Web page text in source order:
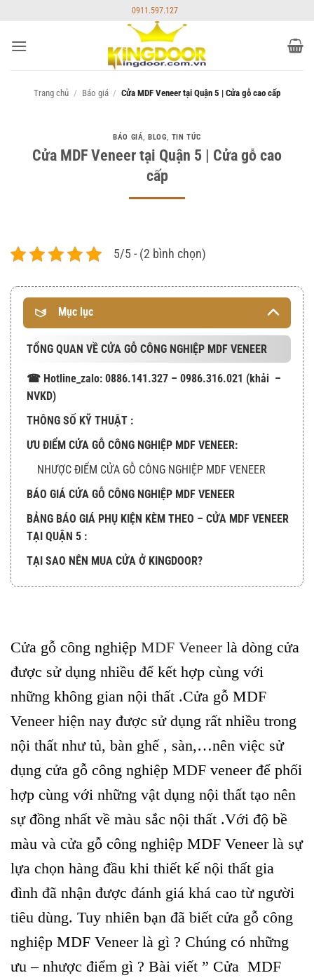
nội
0911.597.127
Trang chủ / Báo giá / Cửa MDF Veneer tại Quận 5 | Cửa gỗ cao cấp
BÁO GIÁ,BLOG, TIN TỨC
Cửa MDF Veneer tại Quận 5 | Cửa gỗ cao
cấp
5/5 - (2 bình chọn)
Mục lục
TỔNG QUAN VỀ CỬA GỖ CÔNG NGHIỆP MDF VENEER
☎ Hotline_zalo: 0886.141.327 – 0986.316.021 (khải –
NVKD)
THÔNG SỐ KỸ THUẬT :
ƯU ĐIỂM CỬA GỖ CÔNG NGHIỆP MDF VENEER:
NHƯỢC ĐIỂM CỬA GỖ CÔNG NGHIỆP MDF VENEER
BÁO GIÁ CỬA GỖ CÔNG NGHIỆP MDF VENEER
BẢNG BÁO GIÁ PHỤ KIỆN KÈM THEO – CỬA MDF VENEER
TẠI QUẬN 5 :
TẠI SAO NÊN MUA CỬA Ở KINGDOOR?
Cửa gỗ công nghiệp MDF Veneerlà dòng cửa
được sử dụng nhiều để kết hợp cùng với
những không gian nội thất .Cửa gỗ MDF
Veneer hiện nay được sử dụng rất nhiều trong
nội thất như tủ, bàn ghế , sàn,…nên việc sử
dụng cửa gỗ công nghiệp MDF veneer để phối
hợp cùng với những vật dụng nội thất tạo nên
sự đồng nhất về màu sắc nội thất .Với độ bề
màu và cửa gỗ công nghiệp MDF Veneer là sự
lựa chọn hàng đầu khi thiết kế nội thất gia
đình đã nhận được đánh giá khá cao từ người
tiêu dùng. Tuy nhiên bạn đã biết cửa gỗ công
nghiệp MDF Veneer là gì ? Chúng có những
ưu – nhược điểm gì ? Bài viết ” Cửa MDF